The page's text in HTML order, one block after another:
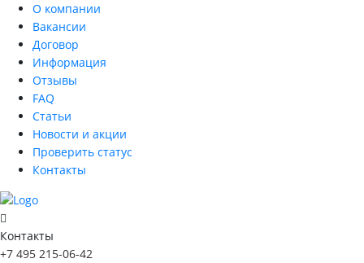
О компании
Вакансии
Договор
Информация
Отзывы
FAQ
Статьи
Новости и акции
Проверить статус
Контакты
Контакты
+7 495 215-06-42